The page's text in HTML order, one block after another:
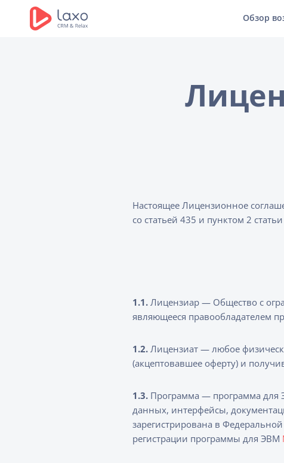
Обзор
Настоящее Лицензионное
со статьей 435 и пунктом 2
1.1. Лицензиар — Общество с
являющееся правообладателем
1.2. Лицензиат — любое
(акцептовавшее оферту) и
1.3. Программа — программа для
данных, интерфейсы,
зарегистрирована в
регистрации программы для ЭВМ